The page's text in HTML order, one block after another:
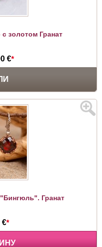
золотом Гранат
€*
Гранат
€*